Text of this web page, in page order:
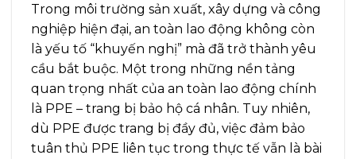
Trong môi trường sản xuất, xây dựng và công
nghiệp hiện đại, an toàn lao động không còn
là yếu tố “khuyến nghị” mà đã trở thành yêu
cầu bắt buộc. Một trong những nền tảng
quan trọng nhất của an toàn lao động chính
là PPE – trang bị bảo hộ cá nhân. Tuy nhiên,
dù PPE được trang bị đầy đủ, việc đảm bảo
tuân thủ PPE liên tục trong thực tế vẫn là bài